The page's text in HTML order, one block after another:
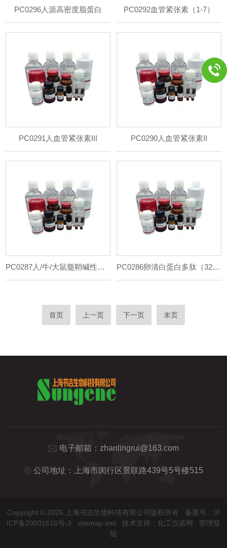
PC0296人源高密度脂蛋白 PC0292血管紧张素（1-7）
PC0291人血管紧张素III PC0290人血管紧张素II
PC0287人/牛/大鼠髓鞘碱性蛋白（87-99） PC0286卵清白蛋白多肽（323-339）
首页 上一页 下一页 末页
电子邮箱： zhanlingrui@163.com
公司地址：上海市闵行区景联路439号5号楼515
Copyright © 2026 上海书吉生物科技有限公司版权所有 备案号：沪
ICP备20001616号-3
sitemap.xml 技术支持： 化工仪器网
管理登
陆